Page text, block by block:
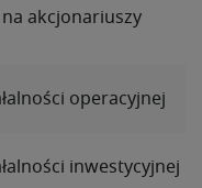
akcjonariuszy
operacyjnej
inwestycyjnej